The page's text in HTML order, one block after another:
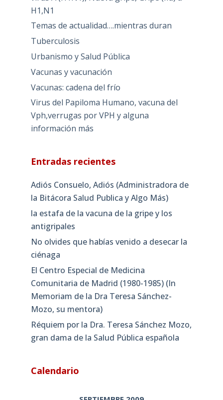
H1,N1
Temas de actualidad….mientras duran
Tuberculosis
Urbanismo y Salud Pública
Vacunas y vacunación
Vacunas: cadena del frío
Virus del Papiloma Humano, vacuna del
Vph,verrugas por VPH y alguna
información más
Entradas recientes
Adiós Consuelo, Adiós (Administradora de
la Bitácora Salud Publica y Algo Más)
la estafa de la vacuna de la gripe y los
antigripales
No olvides que habías venido a desecar la
ciénaga
El Centro Especial de Medicina
Comunitaria de Madrid (1980-1985) (In
Memoriam de la Dra Teresa Sánchez-
Mozo, su mentora)
Réquiem por la Dra. Teresa Sánchez Mozo,
gran dama de la Salud Pública española
Calendario